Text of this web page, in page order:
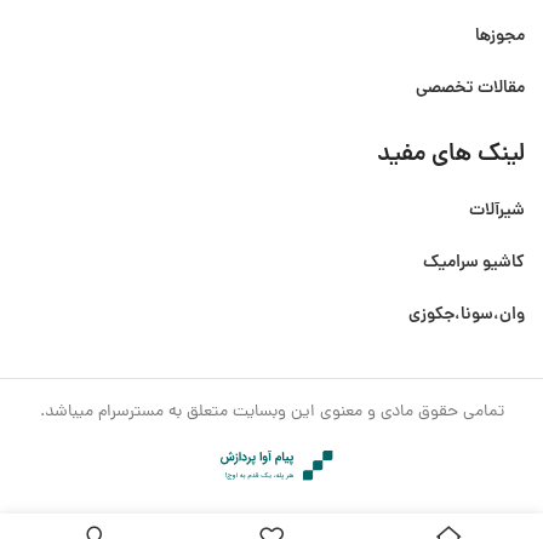
مجوزها
مقالات تخصصی
لینک های مفید
شیرآلات
کاشیو سرامیک
وان،سونا،جکوزی
تمامی حقوق مادی و معنوی این وبسایت متعلق به مسترسرام میباشد.